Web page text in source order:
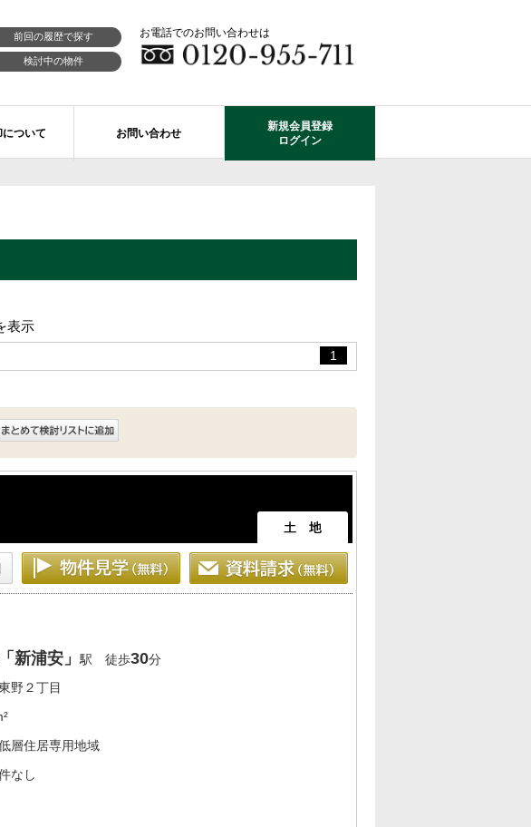
前回の履歴で探す
検討中の物件
お電話でのお問い合わせは
レオガーデン成田 寛朝の杜
ついて お問い合わせ
新規会員登録
ログイン
表示
1
「新浦安」駅 徒歩30分
野２丁目
層住居専用地域
なし